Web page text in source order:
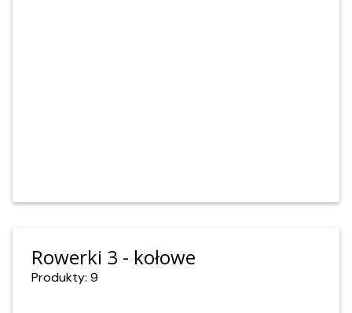
Rowerki 3 - kołowe
Produkty: 9